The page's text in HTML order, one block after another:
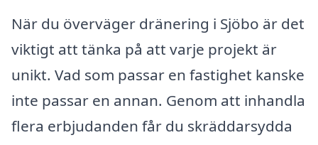
När du överväger dränering i Sjöbo är det
viktigt att tänka på att varje projekt är
unikt. Vad som passar en fastighet kanske
inte passar en annan. Genom att inhandla
flera erbjudanden får du skräddarsydda